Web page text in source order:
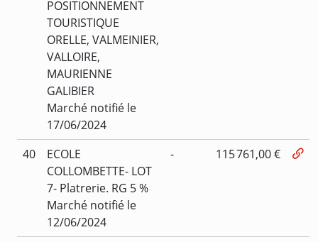
POSITIONNEMENT
TOURISTIQUE
ORELLE, VALMEINIER,
VALLOIRE,
MAURIENNE
GALIBIER
Marché notifié le
17/06/2024
40
ECOLE
COLLOMBETTE- LOT
7- Platrerie. RG 5 %
Marché notifié le
12/06/2024
- 115 761,00 €